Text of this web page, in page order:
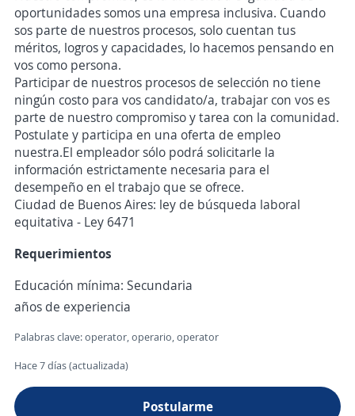
oportunidades somos una empresa inclusiva. Cuando
sos parte de nuestros procesos, solo cuentan tus
méritos, logros y capacidades, lo hacemos pensando en
vos como persona.
Participar de nuestros procesos de selección no tiene
ningún costo para vos candidato/a, trabajar con vos es
parte de nuestro compromiso y tarea con la comunidad.
Postulate y participa en una oferta de empleo
nuestra.El empleador sólo podrá solicitarle la
información estrictamente necesaria para el
desempeño en el trabajo que se ofrece.
Ciudad de Buenos Aires: ley de búsqueda laboral
equitativa - Ley 6471
Requerimientos
Educación mínima: Secundaria
años de experiencia
Palabras clave: operator, operario, operator
Hace 7 días (actualizada)
Postularme